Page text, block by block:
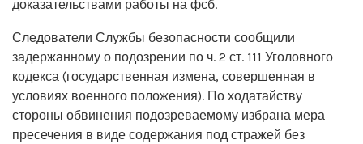
доказательствами работы на фсб.
Следователи Службы безопасности сообщили
задержанному о подозрении по ч. 2 ст. 111 Уголовного
кодекса (государственная измена, совершенная в
условиях военного положения). По ходатайству
стороны обвинения подозреваемому избрана мера
пресечения в виде содержания под стражей без